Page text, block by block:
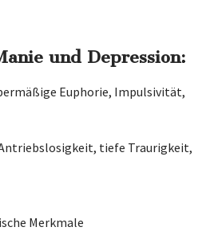
und Depression:
Euphorie, Impulsivität,
tiefe Traurigkeit,
Merkmale